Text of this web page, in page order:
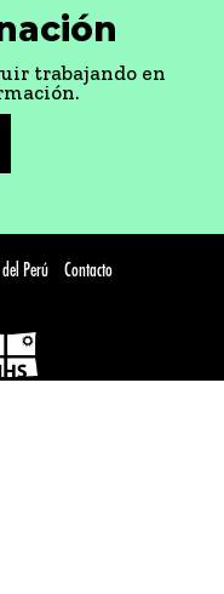
trabajando en
Perú Contacto